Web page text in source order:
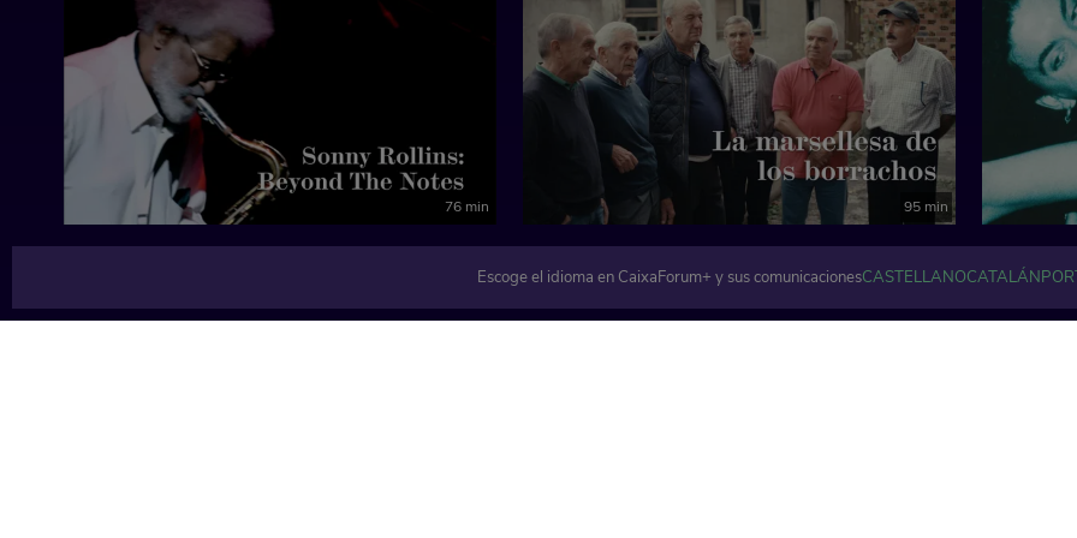
76 min 95 min
Escoge el idioma en CaixaForum+ y sus comunicacionesCASTELLANOCATALÁN